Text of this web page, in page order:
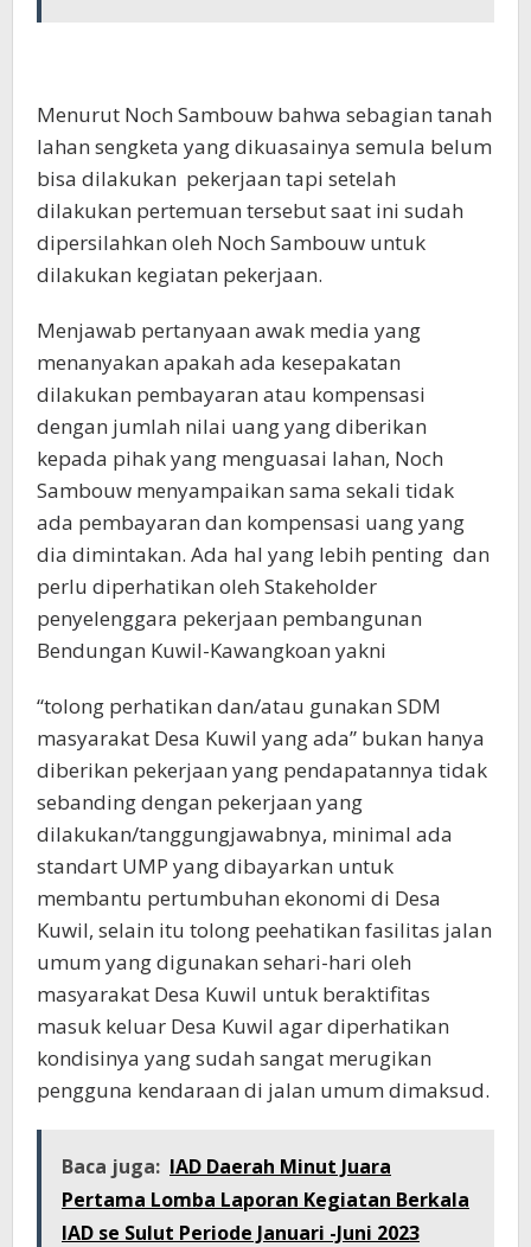
Menurut Noch Sambouw bahwa sebagian tanah
lahan sengketa yang dikuasainya semula belum
bisa dilakukan pekerjaan tapi setelah
dilakukan pertemuan tersebut saat ini sudah
dipersilahkan oleh Noch Sambouw untuk
dilakukan kegiatan pekerjaan.
Menjawab pertanyaan awak media yang
menanyakan apakah ada kesepakatan
dilakukan pembayaran atau kompensasi
dengan jumlah nilai uang yang diberikan
kepada pihak yang menguasai lahan, Noch
Sambouw menyampaikan sama sekali tidak
ada pembayaran dan kompensasi uang yang
dia dimintakan. Ada hal yang lebih penting dan
perlu diperhatikan oleh Stakeholder
penyelenggara pekerjaan pembangunan
Bendungan Kuwil-Kawangkoan yakni
“tolong perhatikan dan/atau gunakan SDM
masyarakat Desa Kuwil yang ada” bukan hanya
diberikan pekerjaan yang pendapatannya tidak
sebanding dengan pekerjaan yang
dilakukan/tanggungjawabnya, minimal ada
standart UMP yang dibayarkan untuk
membantu pertumbuhan ekonomi di Desa
Kuwil, selain itu tolong peehatikan fasilitas jalan
umum yang digunakan sehari-hari oleh
masyarakat Desa Kuwil untuk beraktifitas
masuk keluar Desa Kuwil agar diperhatikan
kondisinya yang sudah sangat merugikan
pengguna kendaraan di jalan umum dimaksud.
Baca juga: IAD Daerah Minut Juara
Pertama Lomba Laporan Kegiatan Berkala
IAD se Sulut Periode Januari -Juni 2023